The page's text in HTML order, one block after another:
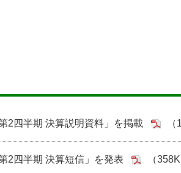
2四半期 決算説明資料」を掲載
2四半期 決算短信」を発表 （